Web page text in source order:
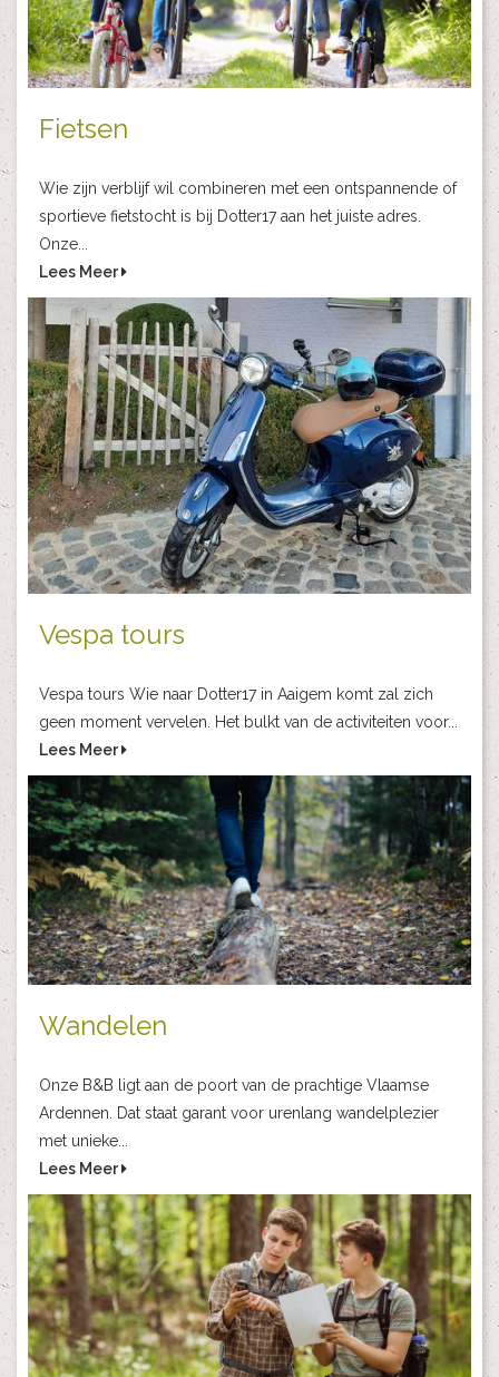
Fietsen
Wie zijn verblijf wil combineren met een ontspannende of
sportieve fietstocht is bij Dotter17 aan het juiste adres.
Onze...
Lees Meer
Vespa tours
Vespa tours Wie naar Dotter17 in Aaigem komt zal zich
geen moment vervelen. Het bulkt van de activiteiten voor...
Lees Meer
Wandelen
Onze B&B ligt aan de poort van de prachtige Vlaamse
Ardennen. Dat staat garant voor urenlang wandelplezier
met unieke...
Lees Meer